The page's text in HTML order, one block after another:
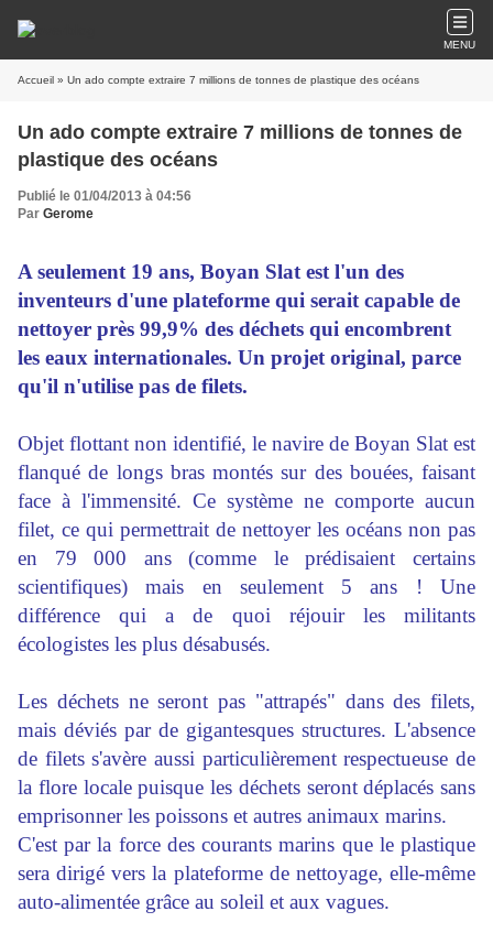
MENU
Accueil » Un ado compte extraire 7 millions de tonnes de plastique des océans
Un ado compte extraire 7 millions de tonnes de
plastique des océans
Publié le 01/04/2013 à 04:56
Par Gerome
A seulement 19 ans, Boyan Slat est l'un des
inventeurs d'une plateforme qui serait capable de
nettoyer près 99,9% des déchets qui encombrent
les eaux internationales. Un projet original, parce
qu'il n'utilise pas de filets.
Objet flottant non identifié, le navire de Boyan Slat est
flanqué de longs bras montés sur des bouées, faisant
face à l'immensité. Ce système ne comporte aucun
filet, ce qui permettrait de nettoyer les océans non pas
en 79 000 ans (comme le prédisaient certains
scientifiques) mais en seulement 5 ans ! Une
différence qui a de quoi réjouir les militants
écologistes les plus désabusés.
Les déchets ne seront pas "attrapés" dans des filets,
mais déviés par de gigantesques structures. L'absence
de filets s'avère aussi particulièrement respectueuse de
la flore locale puisque les déchets seront déplacés sans
emprisonner les poissons et autres animaux marins.
C'est par la force des courants marins que le plastique
sera dirigé vers la plateforme de nettoyage, elle-même
auto-alimentée grâce au soleil et aux vagues.